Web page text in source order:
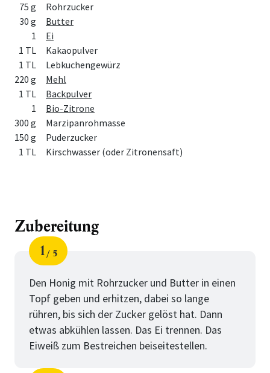
75 g
Rohrzucker
30 g
Butter
1
Ei
1 TL
Kakaopulver
1 TL
Lebkuchengewürz
220 g
Mehl
1 TL
Backpulver
1
Bio-Zitrone
300 g
Marzipanrohmasse
150 g
Puderzucker
1 TL
Kirschwasser (oder Zitronensaft)
Zubereitung
Schritt
1
von
5
Den Honig mit Rohrzucker und Butter in einen
Topf geben und erhitzen, dabei so lange
rühren, bis sich der Zucker gelöst hat. Dann
etwas abkühlen lassen. Das Ei trennen. Das
Eiweiß zum Bestreichen beiseitestellen.